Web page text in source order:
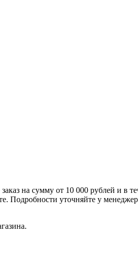
на сумму от 10 000 рублей и в
Подробности уточняйте у